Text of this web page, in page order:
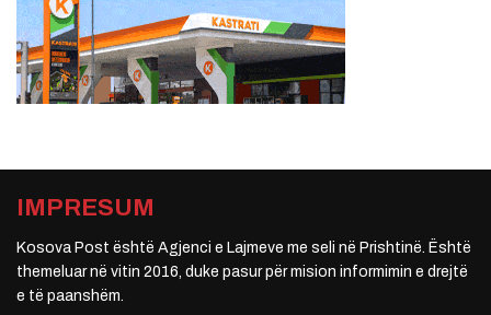
IMPRESUM
Kosova Post është Agjenci e Lajmeve me seli në Prishtinë. Është
themeluar në vitin 2016, duke pasur për mision informimin e drejtë
e të paanshëm.